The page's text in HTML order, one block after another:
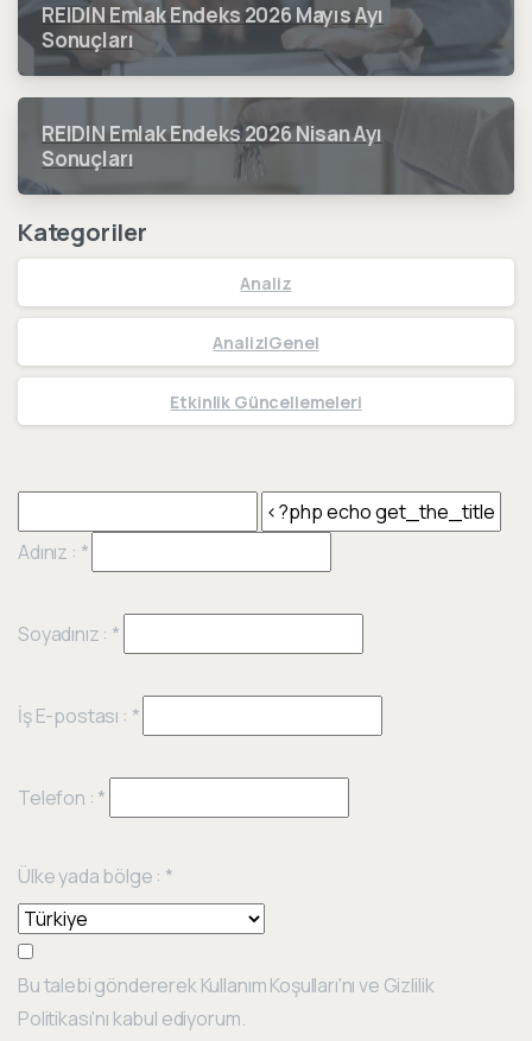
REIDIN Emlak Endeks 2026 Mayıs Ayı
Sonuçları
REIDIN Emlak Endeks 2026 Nisan Ayı
Sonuçları
Kategoriler
Analiz
Analiz|Genel
Etkinlik Güncellemeleri
Adınız : *
Soyadınız : *
İş E-postası : *
Telefon : *
Ülke yada bölge : *
Bu talebi göndererek Kullanım Koşulları'nı ve Gizlilik
Politikası'nı kabul ediyorum.